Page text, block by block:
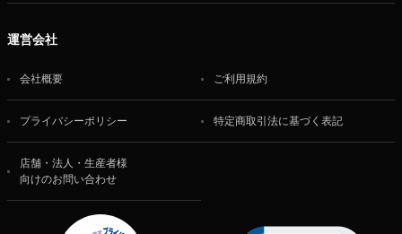
運営会社
会社概要 ご利用規約
プライバシーポリシー 特定商取引法に基づく表記
店舗・法人・生産者様
向けのお問い合わせ